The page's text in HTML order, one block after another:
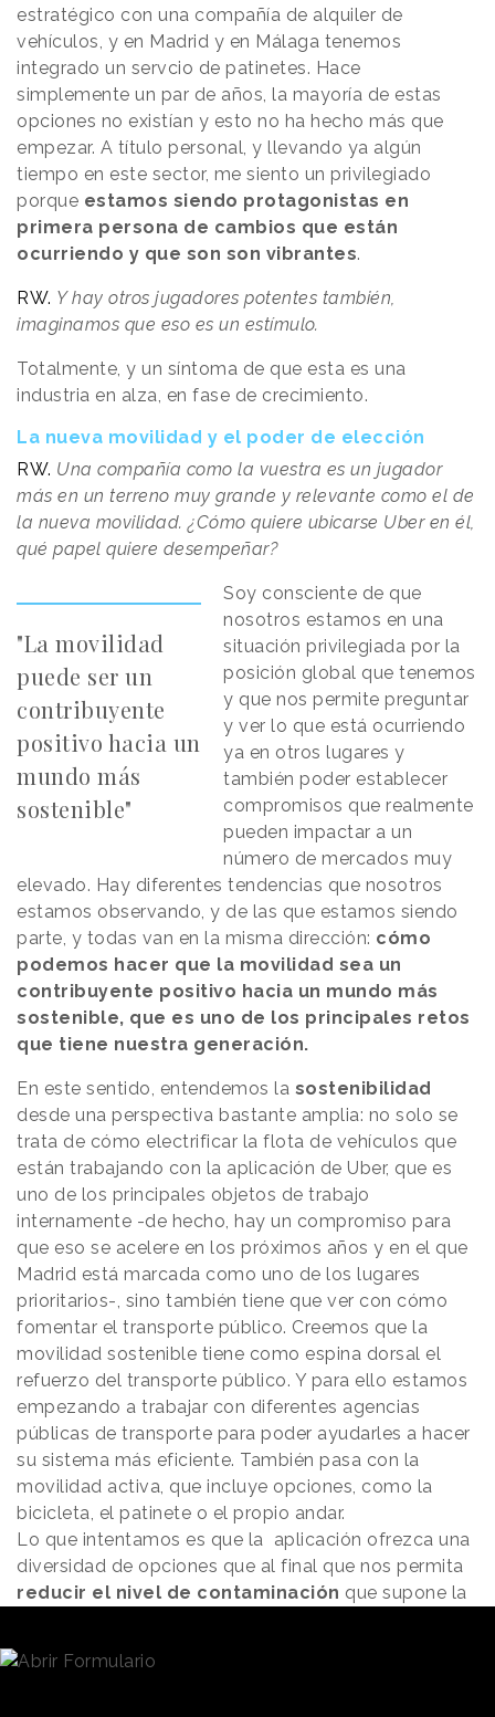
estratégico con una compañía de alquiler de
vehículos, y en Madrid y en Málaga tenemos
integrado un servcio de patinetes. Hace
simplemente un par de años, la mayoría de estas
opciones no existían y esto no ha hecho más que
empezar. A título personal, y llevando ya algún
tiempo en este sector, me siento un privilegiado
porque estamos siendo protagonistas en
primera persona de cambios que están
ocurriendo y que son son vibrantes.
RW. Y hay otros jugadores potentes también,
imaginamos que eso es un estímulo.
Totalmente, y un síntoma de que esta es una
industria en alza, en fase de crecimiento.
La nueva movilidad y el poder de elección
RW. Una compañía como la vuestra es un jugador
más en un terreno muy grande y relevante como el de
la nueva movilidad. ¿Cómo quiere ubicarse Uber en él,
qué papel quiere desempeñar?
"La movilidad
puede ser un
contribuyente
positivo hacia un
mundo más
sostenible"
Soy consciente de que
nosotros estamos en una
situación privilegiada por la
posición global que tenemos
y que nos permite preguntar
y ver lo que está ocurriendo
ya en otros lugares y
también poder establecer
compromisos que realmente
pueden impactar a un
número de mercados muy
elevado. Hay diferentes tendencias que nosotros
estamos observando, y de las que estamos siendo
parte, y todas van en la misma dirección: cómo
podemos hacer que la movilidad sea un
contribuyente positivo hacia un mundo más
sostenible, que es uno de los principales retos
que tiene nuestra generación.
En este sentido, entendemos la sostenibilidad
desde una perspectiva bastante amplia: no solo se
trata de cómo electrificar la flota de vehículos que
están trabajando con la aplicación de Uber, que es
uno de los principales objetos de trabajo
internamente -de hecho, hay un compromiso para
que eso se acelere en los próximos años y en el que
Madrid está marcada como uno de los lugares
prioritarios-, sino también tiene que ver con cómo
fomentar el transporte público. Creemos que la
movilidad sostenible tiene como espina dorsal el
refuerzo del transporte público. Y para ello estamos
empezando a trabajar con diferentes agencias
públicas de transporte para poder ayudarles a hacer
su sistema más eficiente. También pasa con la
movilidad activa, que incluye opciones, como la
bicicleta, el patinete o el propio andar.
Lo que intentamos es que la aplicación ofrezca una
diversidad de opciones que al final que nos permita
reducir el nivel de contaminación que supone la
decisión cada vez más sencilla. En todas estas